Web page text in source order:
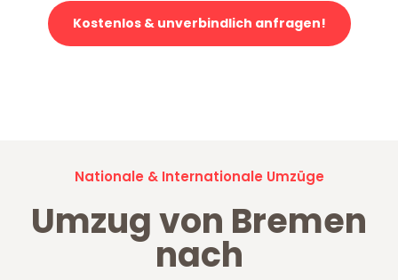
Kostenlos & unverbindlich anfragen!
Nationale & Internationale Umzüge
Umzug von Bremen
nach